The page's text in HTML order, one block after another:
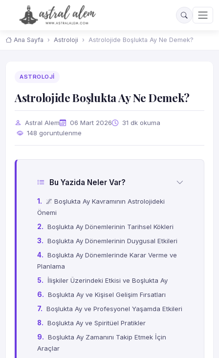
Ana Sayfa Astroloji Astrolojide Boşlukta Ay Ne Demek?
ASTROLOJI
Astrolojide Boşlukta Ay Ne Demek?
Astral Alem 06 Mart 2026
31 dk okuma
148 goruntulenme
Bu Yazida Neler Var?
🌌 Boşlukta Ay Kavramının Astrolojideki
Önemi
Boşlukta Ay Dönemlerinin Tarihsel Kökleri
Boşlukta Ay Dönemlerinin Duygusal Etkileri
Boşlukta Ay Dönemlerinde Karar Verme ve
Planlama
İlişkiler Üzerindeki Etkisi ve Boşlukta Ay
Boşlukta Ay ve Kişisel Gelişim Fırsatları
Boşlukta Ay ve Profesyonel Yaşamda Etkileri
Boşlukta Ay ve Spiritüel Pratikler
Boşlukta Ay Zamanını Takip Etmek İçin
Araçlar